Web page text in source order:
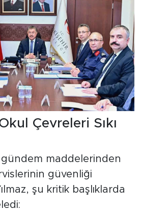
Çevreleri Sıkı
gündem maddelerinden
güvenliği
şu kritik başlıklarda